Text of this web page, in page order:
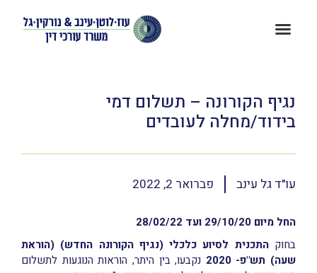
נגיף הקורונה – תשלום דמי
בידוד/מחלה לעובדים
עו"ד גל עינב פברואר 2, 2022
החל מיום 29/10/20 ועד 28/02/22
בחוקהתכנית לסיוע כלכלי (נגיף הקורונה החדש) (הוראת
שעה) תש"פ- 2020
נקבעו, בין היתר, הוראות הנוגעות לתשלום